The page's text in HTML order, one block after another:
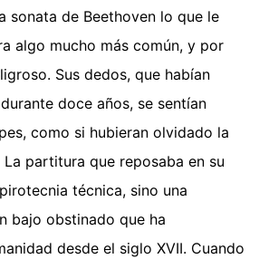
sonata de Beethoven lo que le
algo mucho más común, y por
Sus dedos, que habían
doce años, se sentían
como si hubieran olvidado la
partitura que reposaba en su
técnica, sino una
bajo obstinado que ha
desde el siglo XVII. Cuando